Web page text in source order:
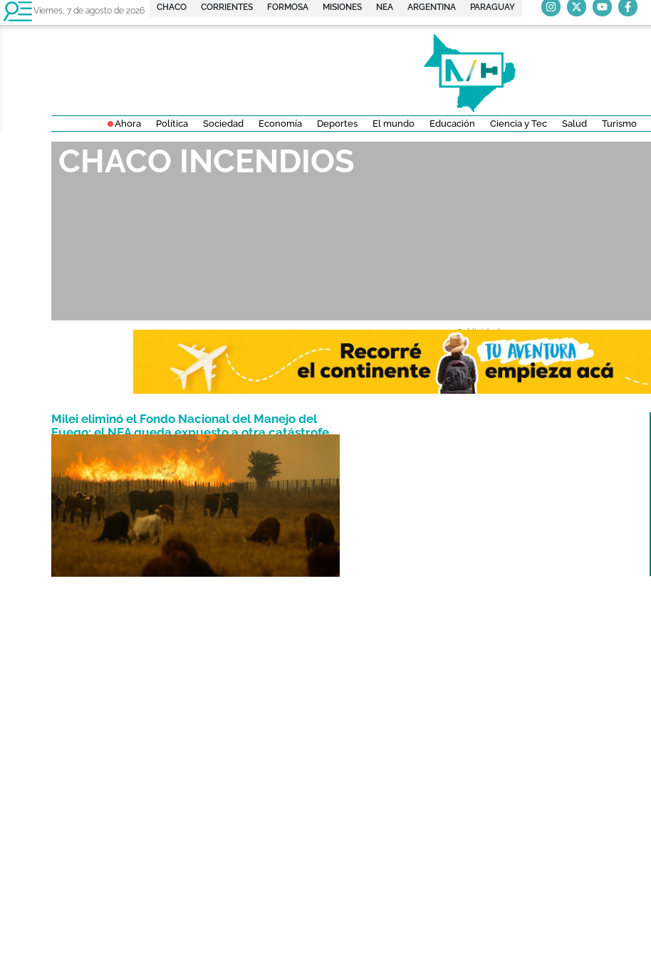
Viernes, 7 de agosto de 2026 CHACO CORRIENTES FORMOSA MISIONES NEA ARGENTINA PARAGUAY
Ahora Política Sociedad Economía Deportes El mundo Educación Ciencia y Tec Salud Turismo
CHACO INCENDIOS
- Publicidad -
Milei eliminó el Fondo Nacional del Manejo del
Fuego: el NEA queda expuesto a otra catástrofe
ambiental